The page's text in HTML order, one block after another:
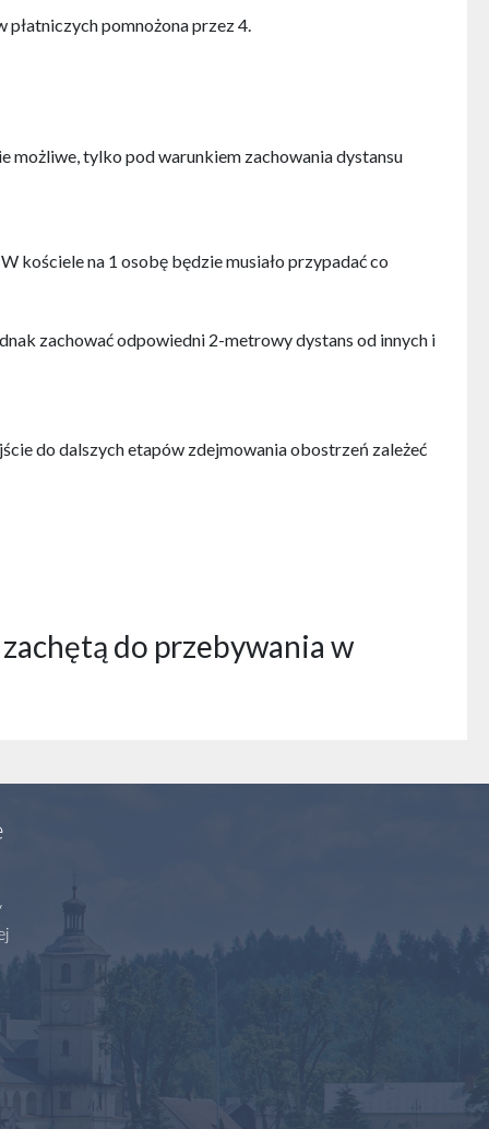
pomnożona przez 4.
możliwe, tylko pod warunkiem zachowania dystansu
kościele na 1 osobę będzie musiało przypadać co
zachować odpowiedni 2-metrowy dystans od innych i
do dalszych etapów zdejmowania obostrzeń zależeć
do przebywania w